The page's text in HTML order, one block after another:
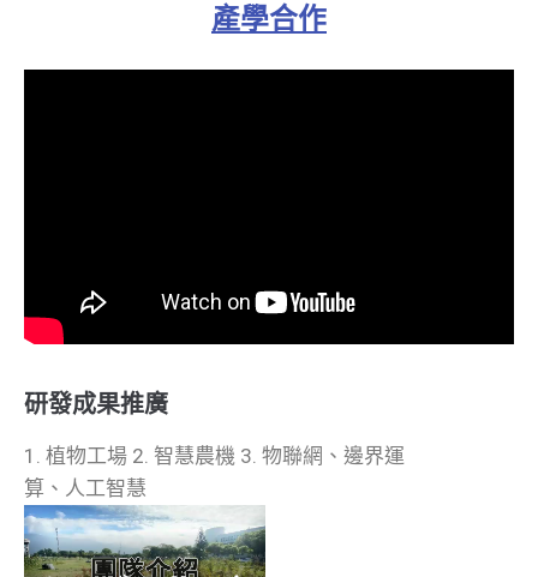
產學合作
研發成果推廣
1. 植物工場 2. 智慧農機 3. 物聯網、邊界運
算、人工智慧